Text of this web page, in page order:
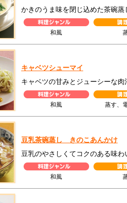
かきのうま味を閉じ込めた茶碗蒸
和風
キャベツシューマイ
キャベツの甘みとジューシーな肉
和風 蒸す、
豆乳茶碗蒸し きのこあんかけ
豆乳のやさしくてコクのある味わ
和風